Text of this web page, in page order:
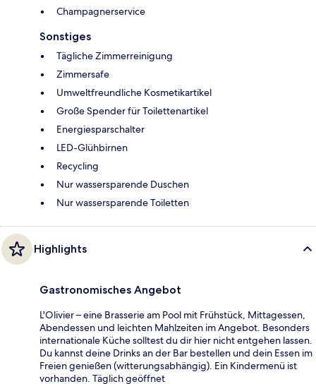
Champagnerservice
Sonstiges
Tägliche Zimmerreinigung
Zimmersafe
Umweltfreundliche Kosmetikartikel
Große Spender für Toilettenartikel
Energiesparschalter
LED-Glühbirnen
Recycling
Nur wassersparende Duschen
Nur wassersparende Toiletten
Highlights
Gastronomisches Angebot
L'Olivier – eine Brasserie am Pool mit Frühstück, Mittagessen,
Abendessen und leichten Mahlzeiten im Angebot. Besonders
internationale Küche solltest du dir hier nicht entgehen lassen.
Du kannst deine Drinks an der Bar bestellen und dein Essen im
Freien genießen (witterungsabhängig). Ein Kindermenü ist
vorhanden. Täglich geöffnet